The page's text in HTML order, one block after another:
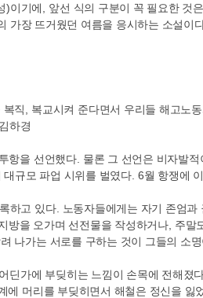
)이기에 앞선 식의 구분이 꼭 필요한 것
가장 뜨거웠던 여름을 응시하는 소설이
직 복교시켜 준다면서 우리들 해고노
김하경
항을 선언했다. 물론 그 선언은 비자발
대규모 파업 시위를 벌였다. 6월 항쟁에
하고 있다. 노동자들에게는 자기 존엄과
방을 오가며 선전물을 작성하거나, 주말
나가는 서로를 구하는 것이 그들의 소
딘가에 부딪히는 느낌이 손목에 전해졌
에 머리를 부딪히면서 해철은 정신을 잃